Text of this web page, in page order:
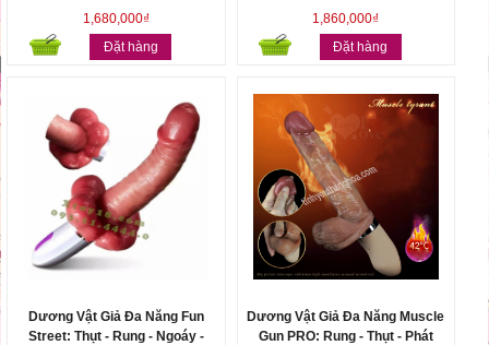
1,680,000₫
Đặt hàng
1,860,000₫
Đặt hàng
Dương Vật Giả Đa Năng Fun
Street: Thụt - Rung - Ngoáy -
Dương Vật Giả Đa Năng Muscle
Gun PRO: Rung - Thụt - Phát